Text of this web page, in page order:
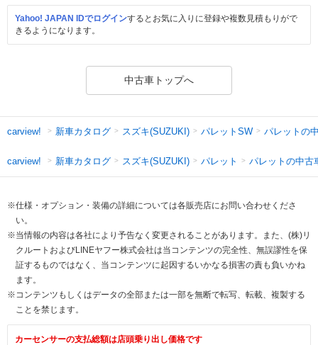
Yahoo! JAPAN IDでログインするとお気に入りに登録や複数見積もりがで
きるようになります。
中古車トップへ
carview! 新車カタログ スズキ(SUZUKI) パレットSW パレットの
carview! 新車カタログ スズキ(SUZUKI) パレット パレットの中古
※仕様・オプション・装備の詳細については各販売店にお問い合わせくださ
い。
※当情報の内容は各社により予告なく変更されることがあります。また、(株)リ
クルートおよびLINEヤフー株式会社は当コンテンツの完全性、無誤謬性を保
証するものではなく、当コンテンツに起因するいかなる損害の責も負いかね
ます。
※コンテンツもしくはデータの全部または一部を無断で転写、転載、複製する
ことを禁じます。
カーセンサーの支払総額は店頭乗り出し価格です